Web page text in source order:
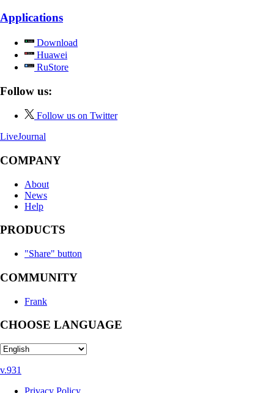
Applications
Download
Huawei
RuStore
Follow us:
Follow us on Twitter
LiveJournal
COMPANY
About
News
Help
PRODUCTS
"Share" button
COMMUNITY
Frank
CHOOSE LANGUAGE
v.931
Privacy Policy